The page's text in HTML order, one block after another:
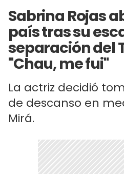
Sabrina Rojas
país tras su
separación del
"Chau, me fui"
La actriz decidió
de descanso en
Mirá.